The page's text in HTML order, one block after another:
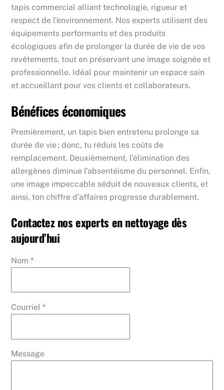
tapis commercial alliant technologie, rigueur et
respect de l'environnement. Nos experts utilisent des
équipements performants et des produits
écologiques afin de prolonger la durée de vie de vos
revêtements, tout en préservant une image soignée et
professionnelle. Idéal pour maintenir un espace sain
et accueillant pour vos clients et collaborateurs.
Bénéfices économiques
Premièrement, un tapis bien entretenu prolonge sa
durée de vie ; donc, tu réduis les coûts de
remplacement. Deuxièmement, l’élimination des
allergènes diminue l’absentéisme du personnel. Enfin,
une image impeccable séduit de nouveaux clients, et
ainsi, ton chiffre d’affaires progresse durablement.
Contactez nos experts en nettoyage dès
aujourd’hui
Nom*
Courriel*
Message